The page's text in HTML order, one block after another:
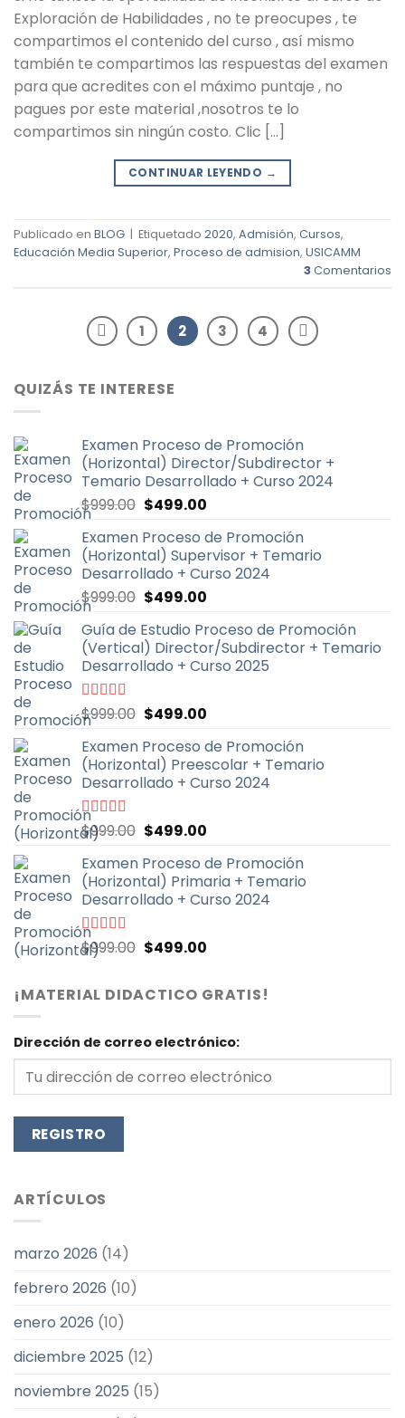
Exploración de Habilidades , no te preocupes , te
compartimos el contenido del curso , así mismo
también te compartimos las respuestas del examen
para que acredites con el máximo puntaje , no
pagues por este material ,nosotros te lo
compartimos sin ningún costo. Clic […]
CONTINUAR LEYENDO →
Publicado en BLOG | Etiquetado 2020, Admisión, Cursos,
Educación Media Superior, Proceso de admision, USICAMM
3Comentarios
1 2 3 4
QUIZÁS TE INTERESE
Examen Proceso de Promoción
(Horizontal) Director/Subdirector +
Temario Desarrollado + Curso 2024
$999.00 El
original
era:
$999.00.
$499.00El
actual
es:
$499.00.
Examen Proceso de Promoción
(Horizontal) Supervisor + Temario
Desarrollado + Curso 2024
$999.00 El
original
era:
$999.00.
$499.00El
actual
es:
$499.00.
Guía de Estudio Proceso de Promoción
(Vertical) Director/Subdirector + Temario
Desarrollado + Curso 2025
Valorado
con
5
$999.00 El
original
era:
$999.00.
$499.00El
actual
es:
$499.00.
Examen Proceso de Promoción
(Horizontal) Preescolar + Temario
Desarrollado + Curso 2024
Valorado
con
5
$999.00 El
original
era:
$999.00.
$499.00El
actual
es:
$499.00.
Examen Proceso de Promoción
(Horizontal) Primaria + Temario
Desarrollado + Curso 2024
Valorado
con
$999.00 El
original
era:
$499.00El
actual
es:
¡MATERIAL DIDACTICO GRATIS!
Dirección de correo electrónico:
ARTÍCULOS
marzo 2026 (14)
febrero 2026 (10)
enero 2026 (10)
diciembre 2025 (12)
noviembre 2025 (15)